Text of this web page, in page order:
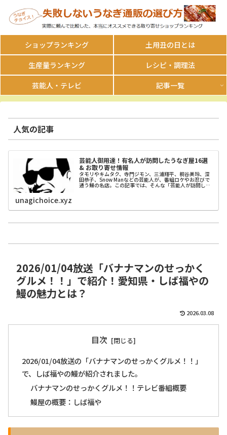
ショップランキング
土用丑の日とは
生産量ランキング
レシピ・調理法
芸能人・テレビ
記事一覧
人気の記事
芸能人御用達！有名人が訪問したうなぎ屋16選
& お取り寄せ情報
タモリやキムタク、寺門ジモン、三浦翔平、桐谷美玲、深
田恭子、Snow Manなどの芸能人が、番組ロケやお忍びで
通う鰻の名店。この記事では、そんな「芸能人が訪問し
unagichoice.xyz
2026/01/04放送「バナナマンのせっかく
グルメ！！」で紹介！愛知県・しば福やの
鰻の魅力とは？
2026.03.08
目次
2026/01/04放送の「バナナマンのせっかくグルメ！！」
で、しば福やの鰻が紹介されました。
バナナマンのせっかくグルメ！！テレビ番組概要
鰻屋の概要：しば福や